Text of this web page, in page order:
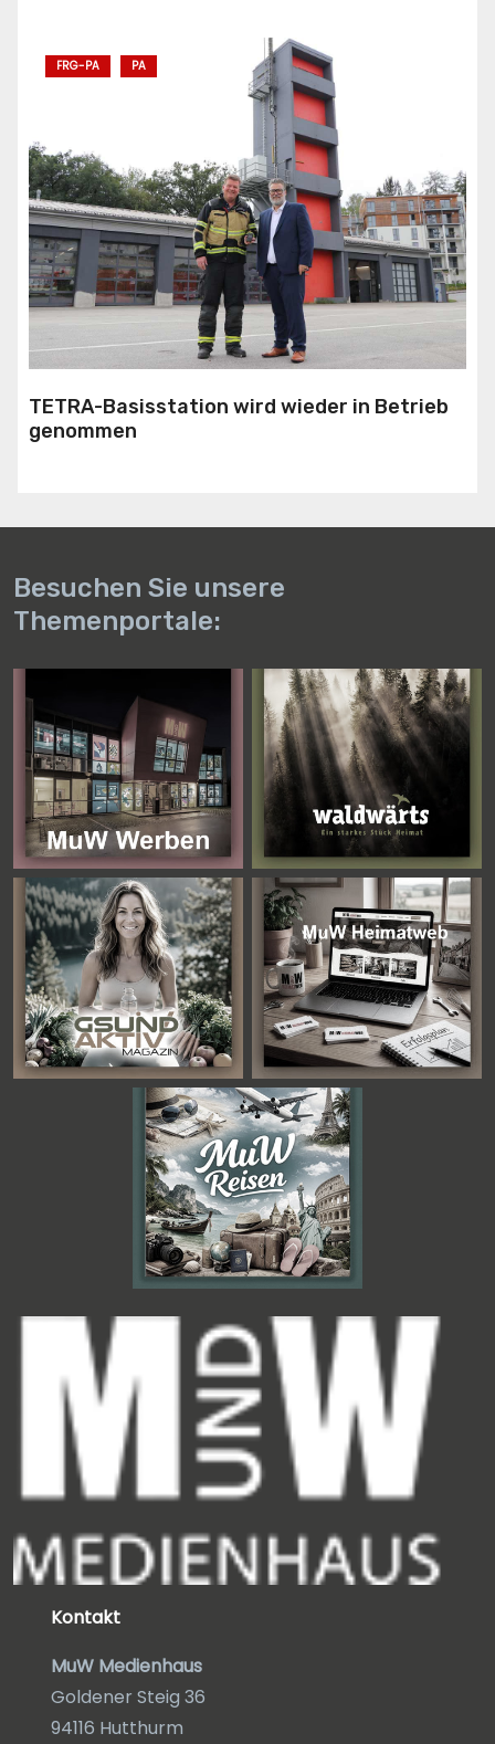
FRG-PA PA
TETRA-Basisstation wird wieder in Betrieb
genommen
Besuchen Sie unsere
Themenportale:
Kontakt
MuW Medienhaus
Goldener Steig 36
94116 Hutthurm